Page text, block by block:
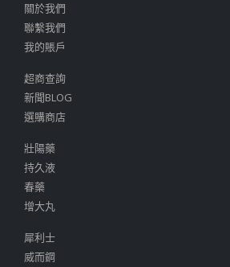
關於我們
聯繫我們
我的賬戶
超商查詢
新聞BLOG
選購商店
壯陽藥
持久液
春藥
增大丸
犀利士
威而鋼